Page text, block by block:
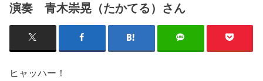
演奏 青木崇晃（たかてる）さん
ヒャッハー！